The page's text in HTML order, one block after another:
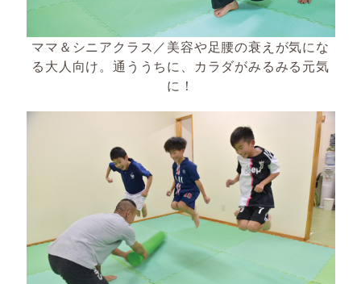
ママ＆シニアクラス／美容や足腰の衰えが気にな
る大人向け。通ううちに、カラダがみるみる元気
に！